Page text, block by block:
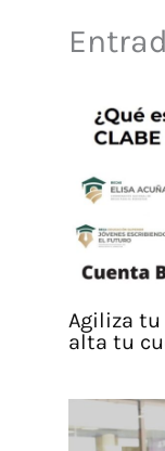
Agiliza tu
alta tu